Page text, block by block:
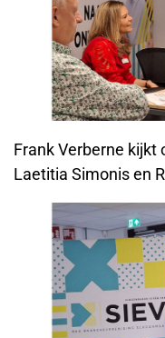
Frank Verberne kijkt
Laetitia Simonis en